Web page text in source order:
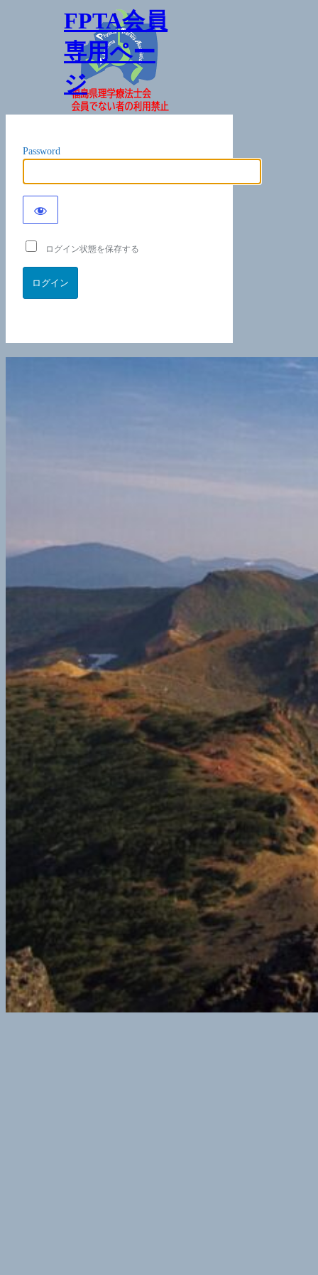
FPTA会員
専用ペー
ジ
Password
ログイン状態を保存する